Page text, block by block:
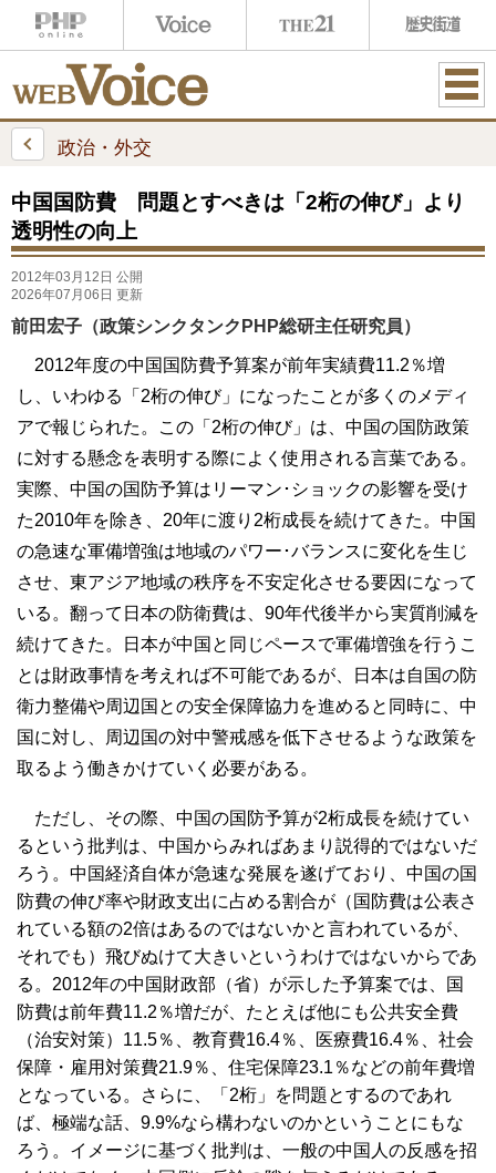
ME
政治・外交
中国国防費 問題とすべきは「2桁の伸び」より
透明性の向上
2012年03月12日 公開
2026年07月06日 更新
前田宏子（政策シンクタンクPHP総研主任研究員）
2012年度の中国国防費予算案が前年実績費11.2％増
し、いわゆる「2桁の伸び」になったことが多くのメディ
アで報じられた。この「2桁の伸び」は、中国の国防政策
に対する懸念を表明する際によく使用される言葉である。
実際、中国の国防予算はリーマン･ショックの影響を受け
た2010年を除き、20年に渡り2桁成長を続けてきた。中国
の急速な軍備増強は地域のパワー･バランスに変化を生じ
させ、東アジア地域の秩序を不安定化させる要因になって
いる。翻って日本の防衛費は、90年代後半から実質削減を
続けてきた。日本が中国と同じペースで軍備増強を行うこ
とは財政事情を考えれば不可能であるが、日本は自国の防
衛力整備や周辺国との安全保障協力を進めると同時に、中
国に対し、周辺国の対中警戒感を低下させるような政策を
取るよう働きかけていく必要がある。
ただし、その際、中国の国防予算が2桁成長を続けてい
るという批判は、中国からみればあまり説得的ではないだ
ろう。中国経済自体が急速な発展を遂げており、中国の国
防費の伸び率や財政支出に占める割合が（国防費は公表さ
れている額の2倍はあるのではないかと言われているが、
それでも）飛びぬけて大きいというわけではないからであ
る。2012年の中国財政部（省）が示した予算案では、国
防費は前年費11.2％増だが、たとえば他にも公共安全費
（治安対策）11.5％、教育費16.4％、医療費16.4％、社会
保障・雇用対策費21.9％、住宅保障23.1％などの前年費増
となっている。さらに、「2桁」を問題とするのであれ
ば、極端な話、9.9%なら構わないのかということにもな
ろう。イメージに基づく批判は、一般の中国人の反感を招